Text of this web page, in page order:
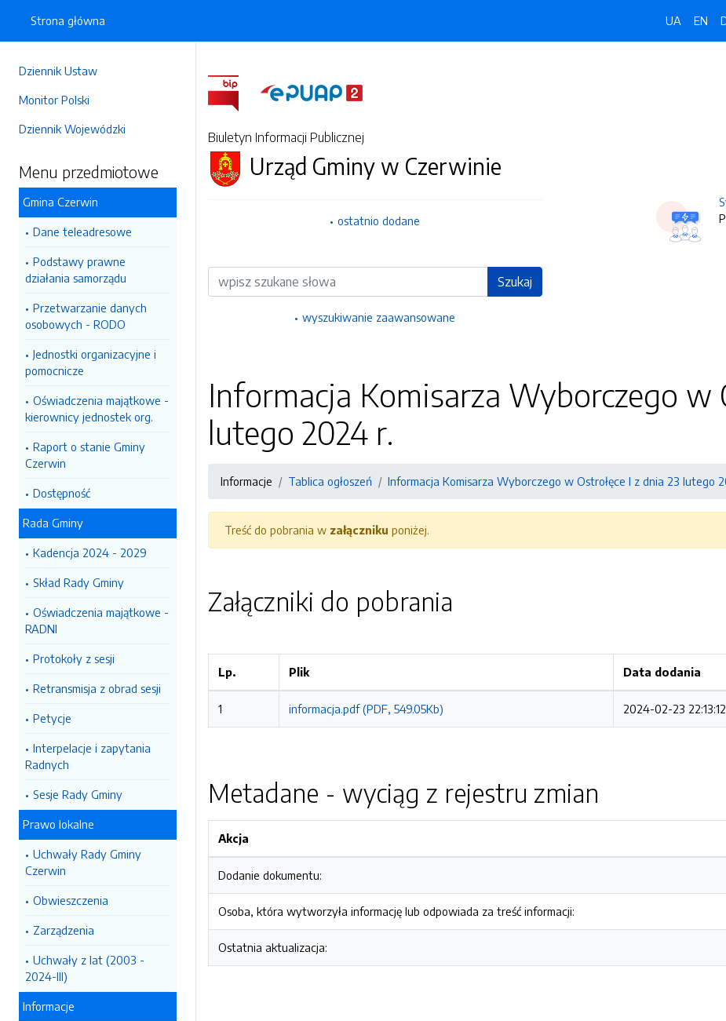
Dziennik Ustaw
Monitor Polski
Dziennik Wojewódzki
Menu przedmiotowe
Gmina Czerwin
Dane teleadresowe
Podstawy prawne
działania samorządu
Przetwarzanie danych
osobowych - RODO
Jednostki organizacyjne i
pomocnicze
Oświadczenia majątkowe -
kierownicy jednostek org.
Raport o stanie Gminy
Czerwin
Dostępność
Rada Gminy
Kadencja 2024 - 2029
Skład Rady Gminy
Oświadczenia majątkowe -
RADNI
Protokoły z sesji
Retransmisja z obrad sesji
Petycje
Interpelacje i zapytania
Radnych
Sesje Rady Gminy
Prawo lokalne
Uchwały Rady Gminy
Czerwin
Obwieszczenia
Zarządzenia
Uchwały z lat (2003 -
2024-III)
Informacje
Strona główna UA EN
Biuletyn Informacji Publicznej
Urząd Gminy w Czerwinie
ostatnio dodane
Wyszukiwarka Szukaj
wyszukiwanie zaawansowane
Informacja Komisarza Wyborczego w
lutego 2024 r.
Informacje Tablica ogłoszeń Informacja Komisarza Wyborczego w Ostrołęce I z dnia 23 lutego
Treść do pobrania w załączniku poniżej.
Załączniki do pobrania
Lp. Plik Data dodania
1 informacja.pdf (PDF, 549.05Kb) 2024-02-23 22:13:12
Metadane - wyciąg z rejestru zmian
Akcja
Dodanie dokumentu:
Osoba, która wytworzyła informację lub odpowiada za treść informacji:
Ostatnia aktualizacja: